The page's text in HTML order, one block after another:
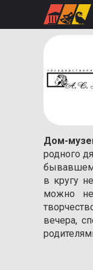
Дом-
родного
бывавшем
в кругу
можно
вечера,